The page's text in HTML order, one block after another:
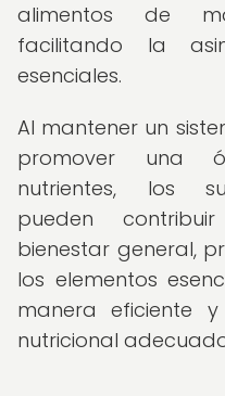
alimentos de
facilitando la
esenciales.
Al mantener un
promover una
nutrientes, los
pueden
bienestar general,
los elementos
manera eficiente
nutricional